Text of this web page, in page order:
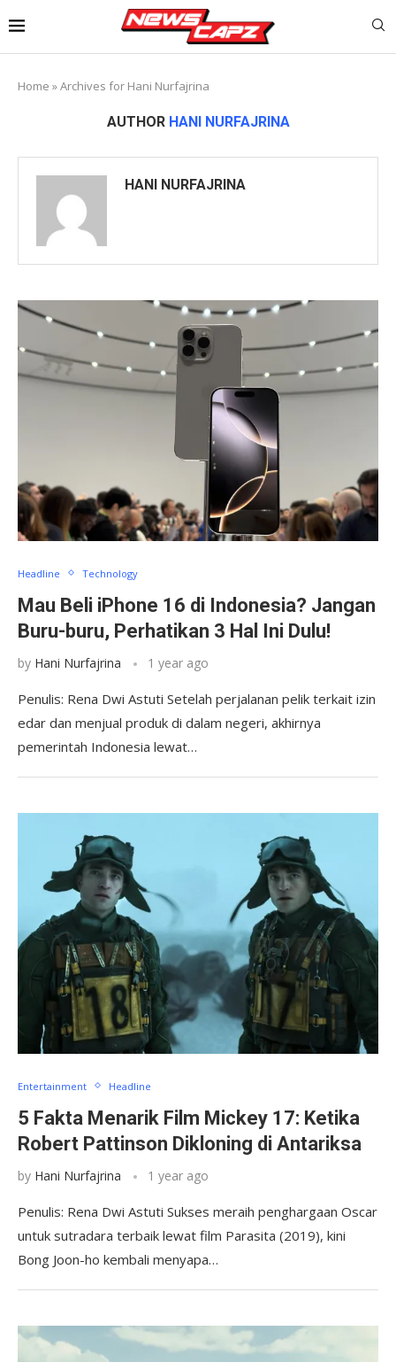
Home »Archives for Hani Nurfajrina
AUTHOR HANI NURFAJRINA
HANI NURFAJRINA
Headline Technology
Mau Beli iPhone 16 di Indonesia? Jangan
Buru-buru, Perhatikan 3 Hal Ini Dulu!
by Hani Nurfajrina 1 year ago
Penulis: Rena Dwi Astuti Setelah perjalanan pelik terkait izin
edar dan menjual produk di dalam negeri, akhirnya
pemerintah Indonesia lewat…
Entertainment Headline
5 Fakta Menarik Film Mickey 17: Ketika
Robert Pattinson Dikloning di Antariksa
by Hani Nurfajrina 1 year ago
Penulis: Rena Dwi Astuti Sukses meraih penghargaan Oscar
untuk sutradara terbaik lewat film Parasita (2019), kini
Bong Joon-ho kembali menyapa…